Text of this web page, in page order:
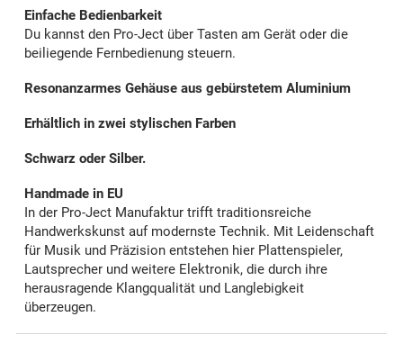
Einfache Bedienbarkeit
Du kannst den Pro-Ject über Tasten am Gerät oder die
beiliegende Fernbedienung steuern.
Resonanzarmes Gehäuse aus gebürstetem Aluminium
Erhältlich in zwei stylischen Farben
Schwarz oder Silber.
Handmade in EU
In der Pro-Ject Manufaktur trifft traditionsreiche
Handwerkskunst auf modernste Technik. Mit Leidenschaft
für Musik und Präzision entstehen hier Plattenspieler,
Lautsprecher und weitere Elektronik, die durch ihre
herausragende Klangqualität und Langlebigkeit
überzeugen.